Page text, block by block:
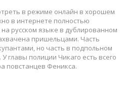
в режиме онлайн в хорошем
в интернете полностью
русском языке в дублированном
пришельцами. Часть
но часть в подпольном
главы полиции Чикаго есть всего
повстанцев Феникса.